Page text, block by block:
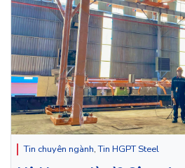
Tin chuyên ngành,Tin HGPT Steel